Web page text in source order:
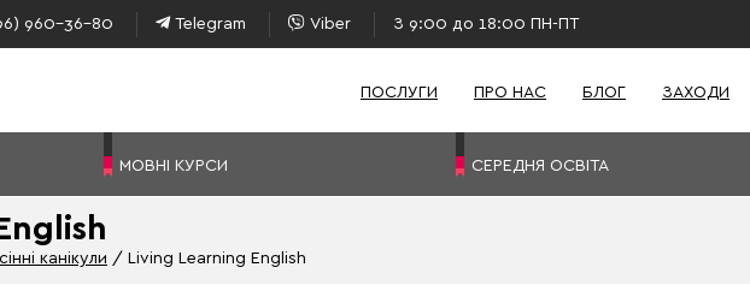
960–36-80 Telegram Viber З 9:00 до 18:00 ПН-ПТ
ПОСЛУГИ ПРО НАС БЛОГ ЗАХОДИ
МОВНІ КУРСИ СЕРЕДНЯ ОСВІТА
канікули Living Learning English